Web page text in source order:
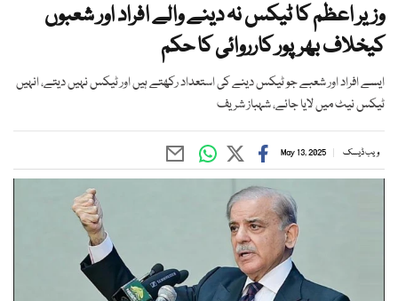
وزیر اعظم کا ٹیکس نہ دینے والے افراد اور شعبوں
کیخلاف بھرپور کارروائی کا حکم
ایسے افراد اور شعبے جو ٹیکس دینے کی استعداد رکھتے ہیں اور ٹیکس نہیں دیتے، انہیں
ٹیکس نیٹ میں لایا جائے، شہباز شریف
ویب ڈیسک May 13, 2025